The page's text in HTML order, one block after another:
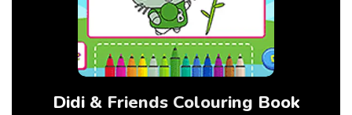
Didi & Friends Colouring Book